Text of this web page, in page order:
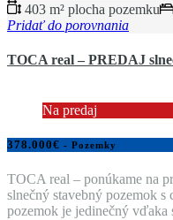
403 m² plocha pozemku
Pridať do porovnania
TOCA real – PREDAJ
Na predaj
378.000€ - Pozemky
TOCA real – ponúkame na
slnečný stavebný pozemok
pozemok je jedinečný